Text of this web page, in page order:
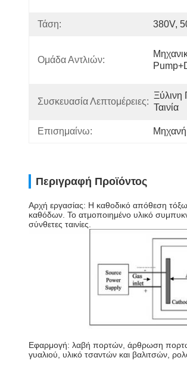
Τάση: 380V,
Ομάδα Αντλιών:
Συσκευασία Λεπτομέρειες:
Ξύλινη
Ταινία
Επισημαίνω:
Περιγραφή Προϊόντος
Αρχή εργασίας: Η καθοδικό απόθεση
καθόδων. Το ατμοποιημένο υλικό
σύνθετες ταινίες.
Εφαρμογή: λαβή πορτών, άρθρωση
γυαλιού, υλικό τσαντών και βαλιτσών,